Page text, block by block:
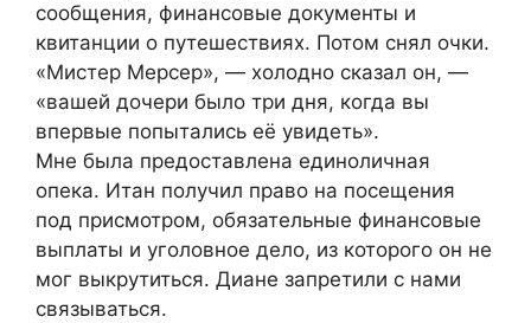
сообщения, финансовые документы и
квитанции о путешествиях. Потом снял очки.
«Мистер Мерсер», — холодно сказал он, —
«вашей дочери было три дня, когда вы
впервые попытались её увидеть».
Мне была предоставлена единоличная
опека. Итан получил право на посещения
под присмотром, обязательные финансовые
выплаты и уголовное дело, из которого он не
мог выкрутиться. Диане запретили с нами
связываться.